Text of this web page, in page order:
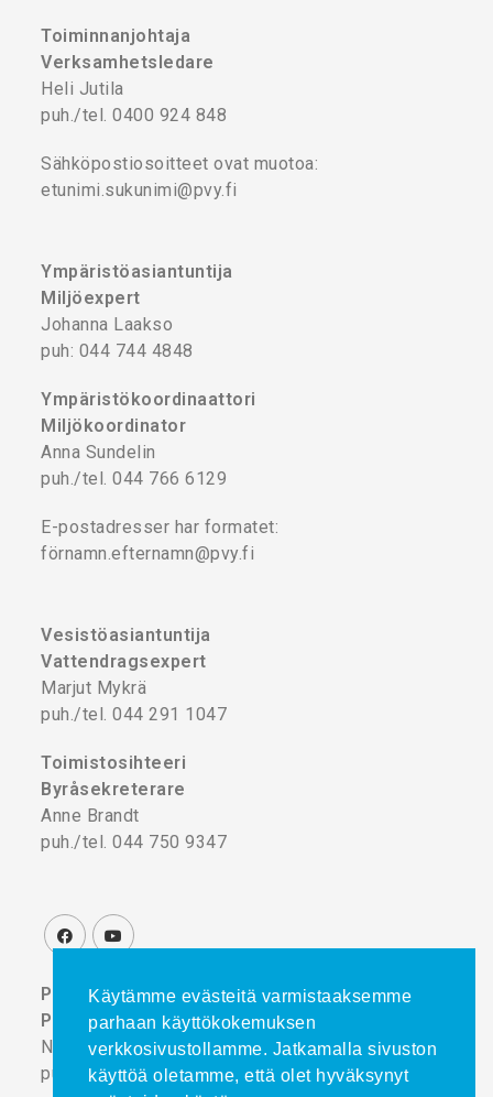
Toiminnanjohtaja
Verksamhetsledare
Heli Jutila
puh./tel. 0400 924 848
Sähköpostiosoitteet ovat muotoa:
etunimi.sukunimi@pvy.fi
Ympäristöasiantuntija
Miljöexpert
Johanna Laakso
puh: 044 744 4848
Ympäristökoordinaattori
Miljökoordinator
Anna Sundelin
puh./tel. 044 766 6129
E-postadresser har formatet:
förnamn.efternamn@pvy.fi
Vesistöasiantuntija
Vattendragsexpert
Marjut Mykrä
puh./tel. 044 291 1047
Toimistosihteeri
Byråsekreterare
Anne Brandt
puh./tel. 044 750 9347
Projektikoordinaattori
Projektkoordinator
Noora Turtinen
puh./tel. 044 777 8839
Käytämme evästeitä varmistaaksemme
parhaan käyttökokemuksen
verkkosivustollamme. Jatkamalla sivuston
käyttöä oletamme, että olet hyväksynyt